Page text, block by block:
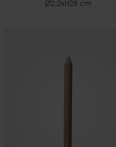
Ø2,2xH28 cm